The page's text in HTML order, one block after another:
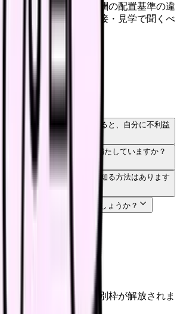
の配置標準と診療報酬の配置基準の違
員を確かめる手順、面接・見学で聞くべ
理します。
していない病院で働き続けると、自分に不利益
院なら医療法の標準は必ず満たしていますか？
入検査で何を指摘されたか知る方法はあります
に転職するのは「逃げ」でしょうか？
解放
（未開放）
、転職サポートの特別枠が解放されま